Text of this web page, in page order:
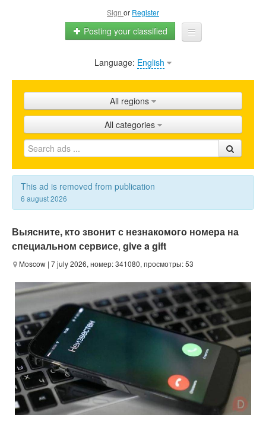
Sign or Register
Posting your classified
Home
Shops
Promotion
FAQ
Blog
Language: English
All regions
All categories
This ad is removed from publication
6 august 2026
Выясните, кто звонит с незнакомого номера на
специальном сервисе, give a gift
Moscow | 7 july 2026, номер: 341080, просмотры: 53